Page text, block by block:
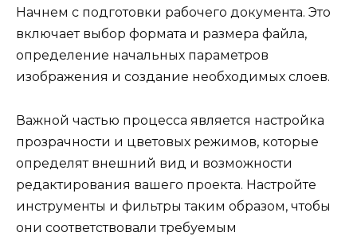
Начнем с подготовки рабочего документа. Это
включает выбор формата и размера файла,
определение начальных параметров
изображения и создание необходимых слоев.
Важной частью процесса является настройка
прозрачности и цветовых режимов, которые
определят внешний вид и возможности
редактирования вашего проекта. Настройте
инструменты и фильтры таким образом, чтобы
они соответствовали требуемым